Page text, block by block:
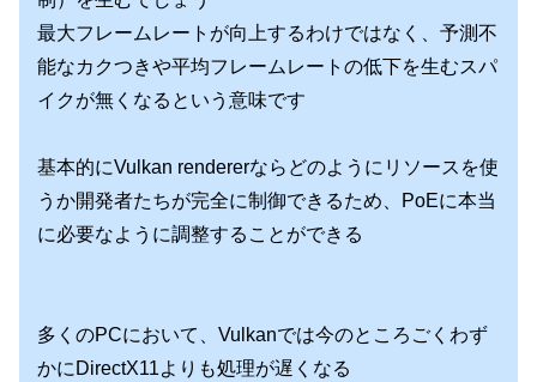
最大フレームレートが向上するわけではなく、予測不
能なカクつきや平均フレームレートの低下を生むスパ
イクが無くなるという意味です
基本的にVulkan rendererならどのようにリソースを使
うか開発者たちが完全に制御できるため、PoEに本当
に必要なように調整することができる
多くのPCにおいて、Vulkanでは今のところごくわず
かにDirectX11よりも処理が遅くなる